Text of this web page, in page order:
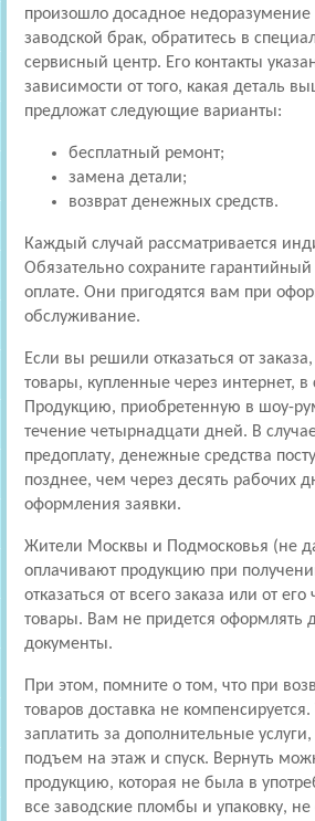
произошло досадное
заводской брак, обратитесь в
сервисный центр. Его контакты
зависимости от того, какая деталь
предложат следующие варианты:
бесплатный ремонт;
замена детали;
возврат денежных средств.
Каждый случай рассматривается
Обязательно сохраните
оплате. Они пригодятся вам при
обслуживание.
Если вы решили отказаться от
товары, купленные через интернет,
Продукцию, приобретенную в шоу-
течение четырнадцати дней. В
предоплату, денежные средства
позднее, чем через десять рабочих
оформления заявки.
Жители Москвы и Подмосковья (не
оплачивают продукцию при
отказаться от всего заказа или от
товары. Вам не придется оформлять
документы.
При этом, помните о том, что при
товаров доставка не
заплатить за дополнительные
подъем на этаж и спуск. Вернуть
продукцию, которая не была в
все заводские пломбы и упаковку, не